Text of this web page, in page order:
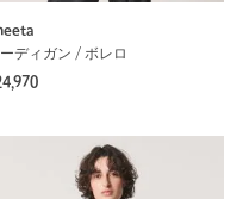
ディガン / ボレロ